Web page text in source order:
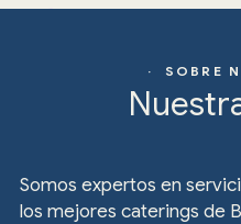
· SOBRE
Somos expertos en
los mejores caterings de